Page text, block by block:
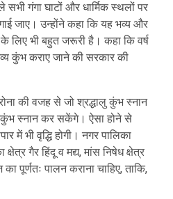
गंगा घाटों और धार्मिक स्थलों पर
जाए। उन्होंने कहा कि यह भव्य और
लिए भी बहुत जरूरी है। कहा कि वर्ष
कुंभ कराए जाने की सरकार की
की वजह से जो श्रद्धालु कुंभ स्नान
स्नान कर सकेंगे। ऐसा होने से
में भी वृद्धि होगी। नगर पालिका
क्षेत्र गैर हिंदू व मद्य, मांस निषेध क्षेत्र
पूर्णतः पालन कराना चाहिए, ताकि,